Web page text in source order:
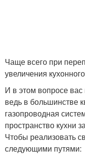
Чаще всего при
увеличения
И в этом вопросе
ведь в большинстве
газопроводная
пространство кухни
Чтобы реализовать
следующими путями: